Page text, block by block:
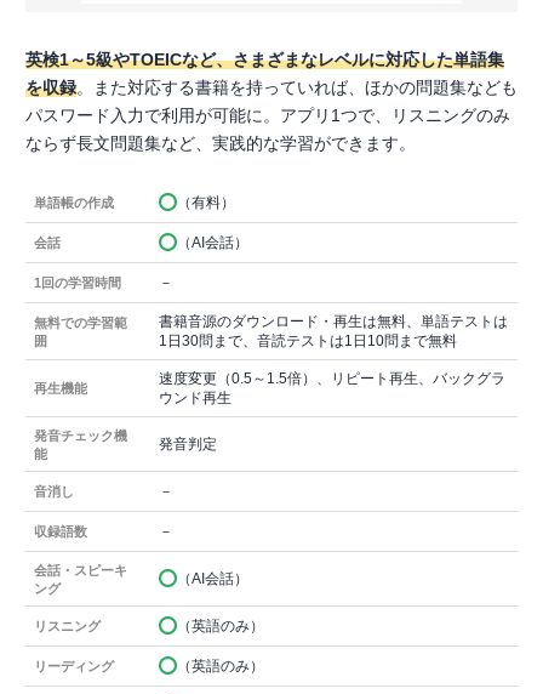
英検1～5級やTOEICなど、さまざまなレベルに対応した単語集
を収録。また対応する書籍を持っていれば、ほかの問題集なども
パスワード入力で利用が可能に。アプリ1つで、リスニングのみ
ならず長文問題集など、実践的な学習ができます。
単語帳の作成 （有料）
会話 （AI会話）
1回の学習時間 －
無料での学習範
囲
書籍音源のダウンロード・再生は無料、単語テストは
1日30問まで、音読テストは1日10問まで無料
再生機能
速度変更（0.5～1.5倍）、リピート再生、バックグラ
ウンド再生
発音チェック機
能
発音判定
音消し －
収録語数 －
会話・スピーキ
ング
（AI会話）
リスニング （英語のみ）
リーディング （英語のみ）